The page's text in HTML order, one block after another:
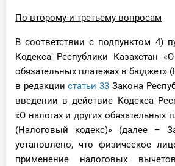
По второму и третьему вопросам
В соответствии с подпунктом 4)
Кодекса Республики Казахстан
обязательных платежах в бюджет»
в редакциистатьи 33 Закона
введении в действие Кодекса
«О налогах и других обязательных
(Налоговый кодекс)» (далее –
установлено, что физическое
применение налоговых